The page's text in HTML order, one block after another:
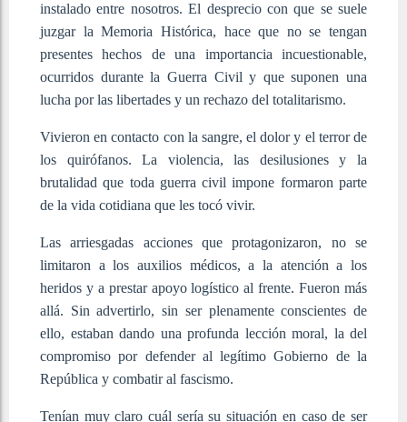
instalado entre nosotros. El desprecio con que se suele
juzgar la Memoria Histórica, hace que no se tengan
presentes hechos de una importancia incuestionable,
ocurridos durante la Guerra Civil y que suponen una
lucha por las libertades y un rechazo del totalitarismo.
Vivieron en contacto con la sangre, el dolor y el terror de
los quirófanos. La violencia, las desilusiones y la
brutalidad que toda guerra civil impone formaron parte
de la vida cotidiana que les tocó vivir.
Las arriesgadas acciones que protagonizaron, no se
limitaron a los auxilios médicos, a la atención a los
heridos y a prestar apoyo logístico al frente. Fueron más
allá. Sin advertirlo, sin ser plenamente conscientes de
ello, estaban dando una profunda lección moral, la del
compromiso por defender al legítimo Gobierno de la
República y combatir al fascismo.
Tenían muy claro cuál sería su situación en caso de ser